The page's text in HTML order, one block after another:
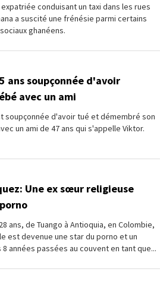
conduisant un taxi dans les rues
a suscité une frénésie parmi certains
ghanéens.
ans soupçonnée d'avoir
avec un ami
soupçonnée d'avoir tué et démembré son
un ami de 47 ans qui s'appelle Viktor.
Une ex sœur religieuse
ans, de Tuango à Antioquia, en Colombie,
est devenue une star du porno et un
années passées au couvent en tant que...